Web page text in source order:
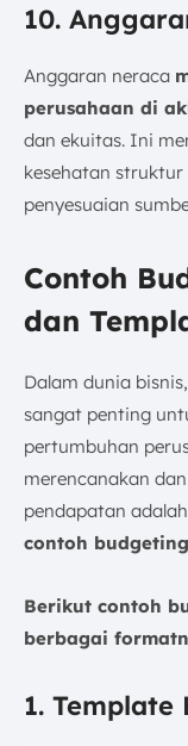
10.
Anggaran neraca
perusahaan di
dan ekuitas. Ini
kesehatan
penyesuaian
Contoh
dan
Dalam dunia
sangat penting
pertumbuhan
merencanakan
pendapatan adalah
contoh
Berikut contoh
berbagai
1.